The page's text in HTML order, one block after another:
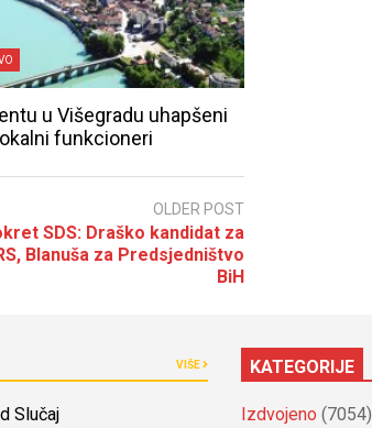
u Višegradu uhapšeni
funkcioneri
OLDER POST
SDS: Draško kandidat za
Blanuša za Predsjedništvo
BiH
VIŠE
Slučaj
KATEGORIJE
Izdvojeno (7054)